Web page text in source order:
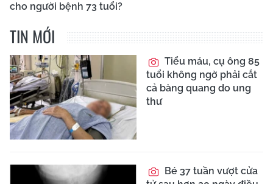
cho người bệnh 73 tuổi?
TIN MỚI
Tiểu máu, cụ ông 85
tuổi không ngờ phải cắt
cả bàng quang do ung
thư
Bé 37 tuần vượt cửa